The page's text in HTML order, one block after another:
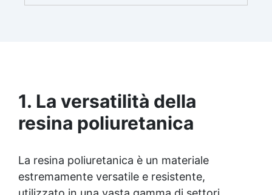
parcheggi, rampe, magazzini, ecc. Verniciatura
protettiva di infrastrutture in calcestruzzo
come ponti, viadotti, silos, cisterne, tralicci, ecc.
Può essere applicata anche su supporti in
primerizzazione del fondo. La sua speciale
formulazione inodore la rende particolarmente
indicata per applicazioni in ambienti chiusi.
Packaging disponibile: 1 kg / 5 kg / 10 kg
1. La versatilità della
resina poliuretanica
La resina poliuretanica è un materiale
estremamente versatile e resistente,